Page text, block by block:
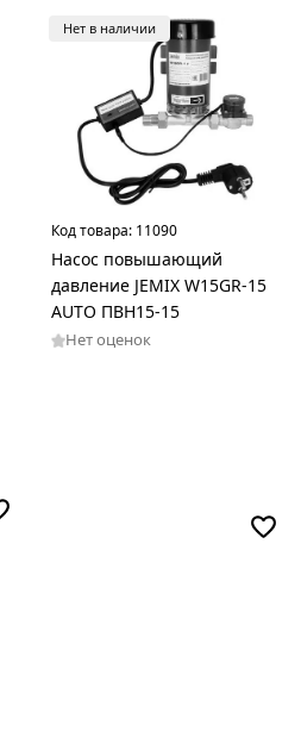
Нет в наличии
Код товара: 11090
Насос повышающий
давление JEMIX W15GR-15
AUTO ПВН15-15
Нет оценок